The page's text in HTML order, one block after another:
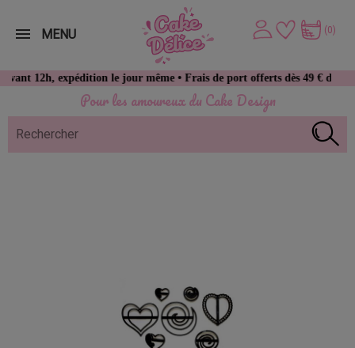
Pour les amoureux du Cake Design
expédition le jour même • Frais de port offerts dès 49 € d’achat
(0)
MENU